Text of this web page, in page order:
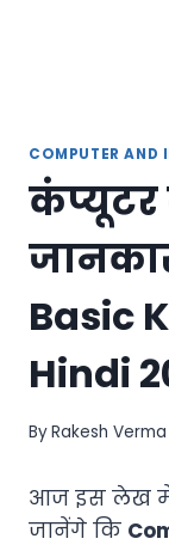
COMPUTER AND
Basic
Hindi
ByRakesh Verma
आज इस लेख में
जानेंगे कि